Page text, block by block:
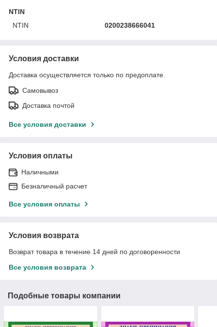
NTIN
NTIN
0200238666041
Условия доставки
Доставка осуществляется только по предоплате.
Самовывоз
Доставка почтой
Все условия доставки
Условия оплаты
Наличными
Безналичный расчет
Все условия оплаты
Условия возврата
Возврат товара в течение 14 дней по договоренности
Все условия возврата
Подобные товары компании